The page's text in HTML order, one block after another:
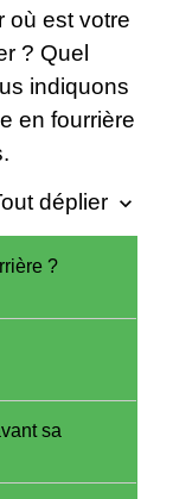
où est votre
? Quel
indiquons
en fourrière
déplier keyboard_arrow_down
?
sa